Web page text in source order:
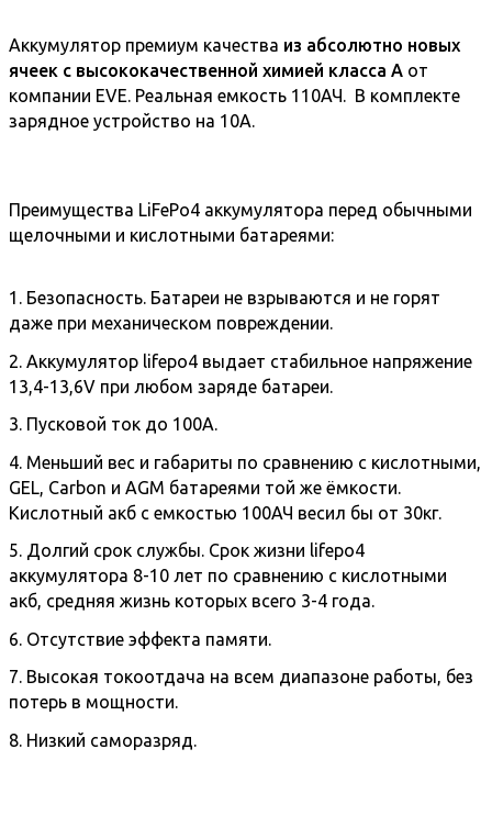
Аккумулятор премиум качества из абсолютно новых
ячеек с высококачественной химией класса А от
компании EVE. Реальная емкость 110АЧ. В комплекте
зарядное устройство на 10А.
Преимущества LiFePo4 аккумулятора перед обычными
щелочными и кислотными батареями:
1. Безопасность. Батареи не взрываются и не горят
даже при механическом повреждении.
2. Аккумулятор lifepo4 выдает стабильное напряжение
13,4-13,6V при любом заряде батареи.
3. Пусковой ток до 100А.
4. Меньший вес и габариты по сравнению с кислотными,
GEL, Carbon и AGM батареями той же ёмкости.
Кислотный акб с емкостью 100АЧ весил бы от 30кг.
5. Долгий срок службы. Срок жизни lifepo4
аккумулятора 8-10 лет по сравнению с кислотными
акб, средняя жизнь которых всего 3-4 года.
6. Отсутствие эффекта памяти.
7. Высокая токоотдача на всем диапазоне работы, без
потерь в мощности.
8. Низкий саморазряд.